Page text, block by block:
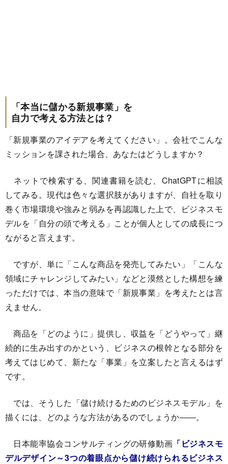
「本当に儲かる新規事業」を
自力で考える方法とは？
「新規事業のアイデアを考えてください」。会社でこんな
ミッションを課された場合、あなたはどうしますか？
ネットで検索する、関連書籍を読む、ChatGPTに相談
してみる。現代は色々な選択肢がありますが、自社を取り
巻く市場環境や強みと弱みを再認識した上で、ビジネスモ
デルを「自分の頭で考える」ことが個人としての成長につ
ながると言えます。
ですが、単に「こんな商品を発売してみたい」「こんな
領域にチャレンジしてみたい」などと漠然とした構想を練
っただけでは、本当の意味で「新規事業」を考えたとは言
えません。
商品を「どのように」提供し、収益を「どうやって」継
続的に生み出すのかという、ビジネスの根幹となる部分を
考えてはじめて、新たな「事業」を立案したと言えるはず
です。
では、そうした「儲け続けるためのビジネスモデル」を
描くには、どのような方法があるのでしょうか――。
日本能率協会コンサルティングの研修動画 「ビジネスモ
デルデザイン～3つの着眼点から儲け続けられるビジネス